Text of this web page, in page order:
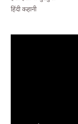
हिंदी कहानी